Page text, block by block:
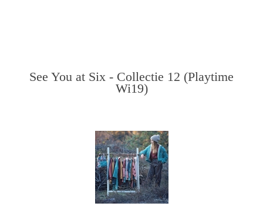
See You at Six - Collectie 12 (Playtime
Wi19)